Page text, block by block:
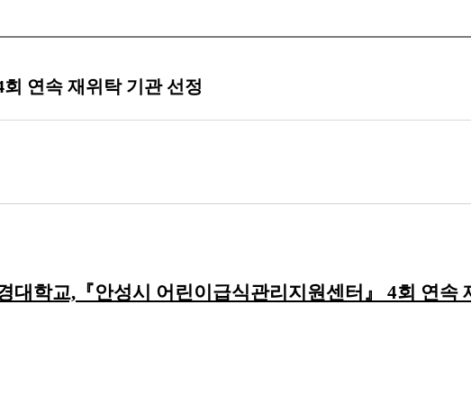
연속 재위탁 기관 선정
대학교,『안성시 어린이급식관리지원센터』 4회 연속